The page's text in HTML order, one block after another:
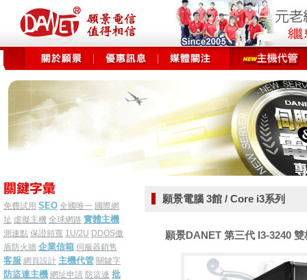
免費試用 SEO 全國唯一 國際網
址 虛擬主機 全球網路 實體主機
測速點 保證頻寬 1U/2U DDOS傲
盾防火牆 企業信箱 伺服器銷售
客服 網頁設計 主機代管 關鍵字
防盜連主機 網址申請 防盜連 批
願景電腦 3館 / Core i3系列
願景DANET 第三代 I3-3240